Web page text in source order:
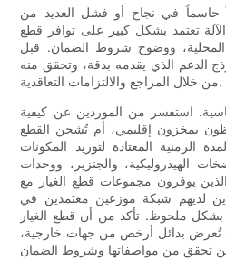
حاسماً في نجاح أو فشل العديد من
تعتمد بشكل كبير على توافر قطع
المحلية، ووضوح شروط الضمان. قبل
الدعم الذي يقدمه بدقة، وتحقق منه
من خلال المراجع والالتزامات التعاقدية.
استفسر من الموردين عن كيفية
بمخزون إقليمي، أم تُشحن القطع
المعتادة لتوريد المكونات
الهيدروليكية، والجنزير، ووحدات
الذين يوفرون مجموعات قطع الغيار مع
لديهم شبكة موزعين معتمدين في
ملحوظ. تأكد من أن قطع الغيار
تُعرض بدائل أرخص من جهات خارجية،